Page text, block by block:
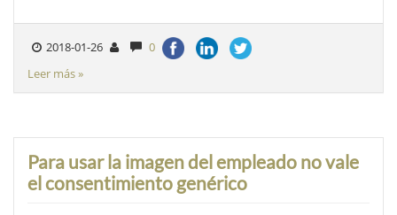
2018-01-26
0
Leer más »
Para usar la imagen del empleado no vale
el consentimiento genérico